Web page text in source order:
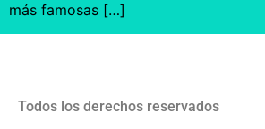
más famosas […]
Todos los derechos reservados